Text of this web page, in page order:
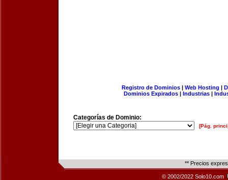
Registro de Dominios| Web Hosting |
Dominios Expirados | Industrias |
Categorías de Dominio:
[Pág.
** Precios
© 2002/2022 Solo10.com